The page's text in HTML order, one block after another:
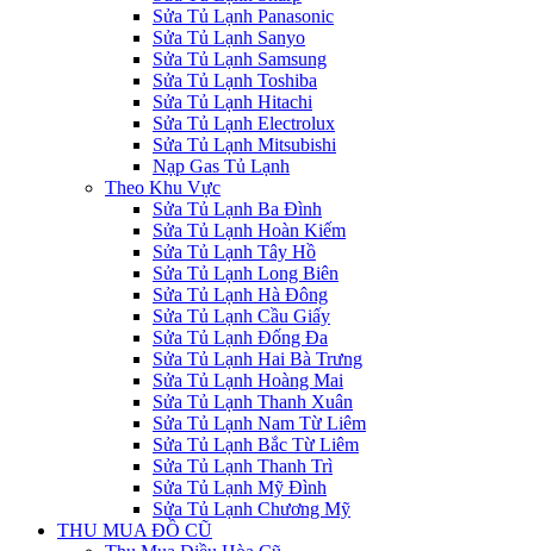
Sửa Tủ Lạnh Panasonic
Sửa Tủ Lạnh Sanyo
Sửa Tủ Lạnh Samsung
Sửa Tủ Lạnh Toshiba
Sửa Tủ Lạnh Hitachi
Sửa Tủ Lạnh Electrolux
Sửa Tủ Lạnh Mitsubishi
Nạp Gas Tủ Lạnh
Theo Khu Vực
Sửa Tủ Lạnh Ba Đình
Sửa Tủ Lạnh Hoàn Kiếm
Sửa Tủ Lạnh Tây Hồ
Sửa Tủ Lạnh Long Biên
Sửa Tủ Lạnh Hà Đông
Sửa Tủ Lạnh Cầu Giấy
Sửa Tủ Lạnh Đống Đa
Sửa Tủ Lạnh Hai Bà Trưng
Sửa Tủ Lạnh Hoàng Mai
Sửa Tủ Lạnh Thanh Xuân
Sửa Tủ Lạnh Nam Từ Liêm
Sửa Tủ Lạnh Bắc Từ Liêm
Sửa Tủ Lạnh Thanh Trì
Sửa Tủ Lạnh Mỹ Đình
Sửa Tủ Lạnh Chương Mỹ
THU MUA ĐỒ CŨ